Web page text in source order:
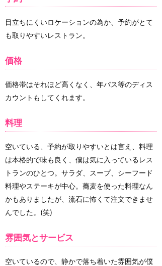
目立ちにくいロケーションの為か、予約がとて
も取りやすいレストラン。
価格
価格帯はそれほど高くなく、年パス等のディス
カウントもしてくれます。
料理
空いている、予約が取りやすいとは言え、料理
は本格的で味も良く、僕は気に入っているレス
トランのひとつ。サラダ、スープ、シーフード
料理やステーキが中心。蕎麦を使った料理なん
かもありましたが、流石に怖くて注文できませ
んでした。(笑)
雰囲気とサービス
空いているので、静かで落ち着いた雰囲気が僕